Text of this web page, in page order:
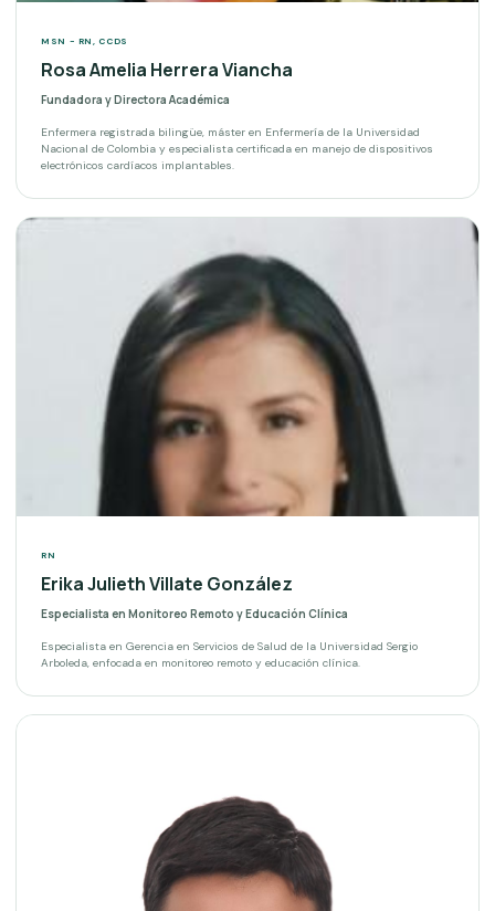
MSN - RN, CCDS
Rosa Amelia Herrera Viancha
Fundadora y Directora Académica
Enfermera registrada bilingüe, máster en Enfermería de la Universidad
Nacional de Colombia y especialista certificada en manejo de dispositivos
electrónicos cardíacos implantables.
RN
Erika Julieth Villate González
Especialista en Monitoreo Remoto y Educación Clínica
Especialista en Gerencia en Servicios de Salud de la Universidad Sergio
Arboleda, enfocada en monitoreo remoto y educación clínica.